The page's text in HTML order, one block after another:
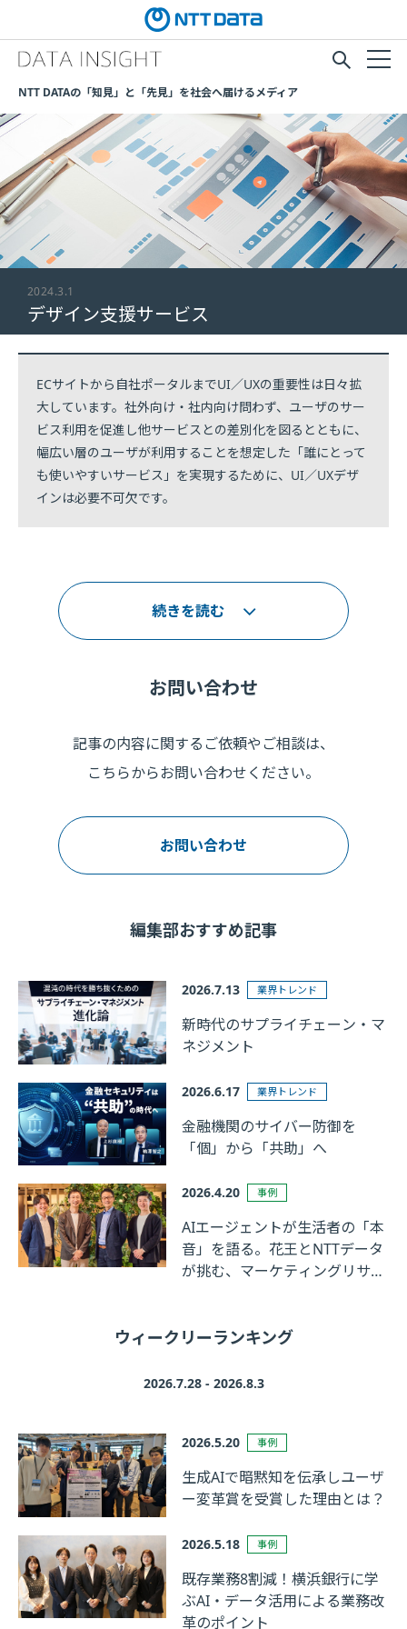
NTT DATAの「知見」と「先見」を社会へ届けるメディア
2024.3.1
デザイン支援サービス
ECサイトから自社ポータルまでUI／UXの重要性は日々拡
大しています。社外向け・社内向け問わず、ユーザのサー
ビス利用を促進し他サービスとの差別化を図るとともに、
幅広い層のユーザが利用することを想定した「誰にとって
も使いやすいサービス」を実現するために、UI／UXデザ
インは必要不可欠です。
続きを読む
編集部おすすめ記事
2026.7.13 業界トレンド
新時代のサプライチェーン・マ
ネジメント
2026.6.17 業界トレンド
金融機関のサイバー防御を
「個」から「共助」へ
2026.4.20 事例
AIエージェントが生活者の「本
音」を語る。花王とNTTデータ
が挑む、マーケティングリサー
ウィークリーランキング
2026.7.28 - 2026.8.3
2026.5.20 事例
生成AIで暗黙知を伝承しユーザ
ー変革賞を受賞した理由とは？
2026.5.18 事例
既存業務8割減！横浜銀行に学
ぶAI・データ活用による業務改
革のポイント
お問い合わせ
記事の内容に関するご依頼やご相談は、
こちらからお問い合わせください。
お問い合わせ